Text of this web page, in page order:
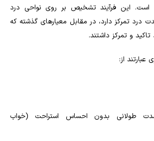
است. این فرآیند تشخیص بر روی نواحی درد
درد تمرکز دارد، در مقابل معیارهای گذشته که
و تمرکز داشتند.
عبارتند از:
طولانی بدون احساس استراحت (خواب